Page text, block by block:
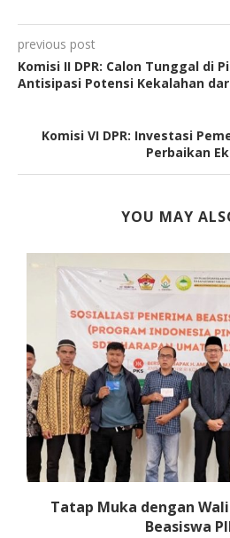
previous post
Komisi II DPR: Calon Tunggal di
Antisipasi Potensi Kekalahan
Komisi VI DPR: Investasi
Perbaikan
YOU MAY
Tatap Muka dengan
Beasiswa